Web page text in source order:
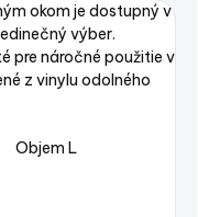
okom je dostupný v
výber.
pre náročné použitie v
z vinylu odolného
L